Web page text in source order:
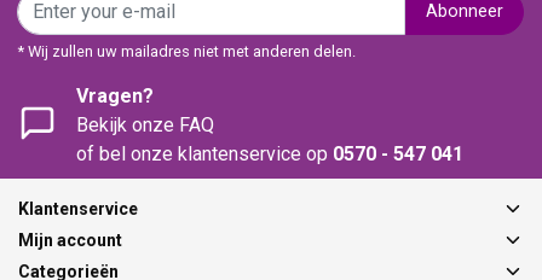
Abonneer
* Wij zullen uw mailadres niet met anderen delen.
Vragen?
Bekijk onze FAQ
of bel onze klantenservice op 0570 - 547 041
Klantenservice
Mijn account
Categorieën